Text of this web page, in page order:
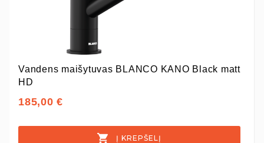
Vandens maišytuvas BLANCO KANO Black matt
HD
185,00 €
Į KREPŠELĮ